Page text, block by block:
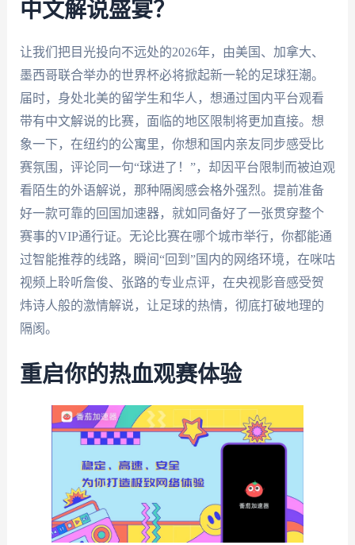
中文解说盛宴？
让我们把目光投向不远处的2026年，由美国、加拿大、
墨西哥联合举办的世界杯必将掀起新一轮的足球狂潮。
届时，身处北美的留学生和华人，想通过国内平台观看
带有中文解说的比赛，面临的地区限制将更加直接。想
象一下，在纽约的公寓里，你想和国内亲友同步感受比
赛氛围，评论同一句“球进了！”，却因平台限制而被迫观
看陌生的外语解说，那种隔阂感会格外强烈。提前准备
好一款可靠的回国加速器，就如同备好了一张贯穿整个
赛事的VIP通行证。无论比赛在哪个城市举行，你都能通
过智能推荐的线路，瞬间“回到”国内的网络环境，在咪咕
视频上聆听詹俊、张路的专业点评，在央视影音感受贺
炜诗人般的激情解说，让足球的热情，彻底打破地理的
隔阂。
重启你的热血观赛体验